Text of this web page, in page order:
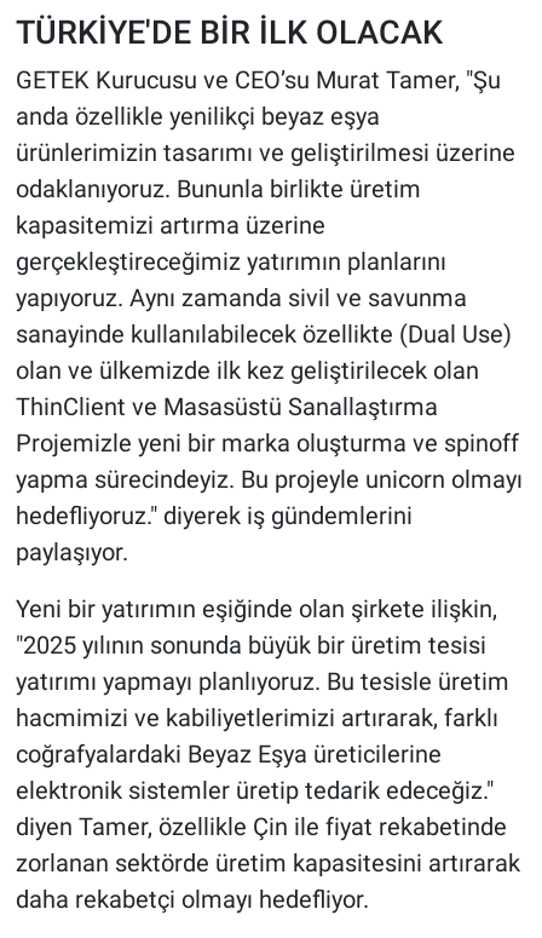
TÜRKİYE'DE BİR İLK OLACAK
GETEK Kurucusu ve CEO’su Murat Tamer, "Şu
anda özellikle yenilikçi beyaz eşya
ürünlerimizin tasarımı ve geliştirilmesi üzerine
odaklanıyoruz. Bununla birlikte üretim
kapasitemizi artırma üzerine
gerçekleştireceğimiz yatırımın planlarını
yapıyoruz. Aynı zamanda sivil ve savunma
sanayinde kullanılabilecek özellikte (Dual Use)
olan ve ülkemizde ilk kez geliştirilecek olan
ThinClient ve Masasüstü Sanallaştırma
Projemizle yeni bir marka oluşturma ve spinoff
yapma sürecindeyiz. Bu projeyle unicorn olmayı
hedefliyoruz." diyerek iş gündemlerini
paylaşıyor.
Yeni bir yatırımın eşiğinde olan şirkete ilişkin,
"2025 yılının sonunda büyük bir üretim tesisi
yatırımı yapmayı planlıyoruz. Bu tesisle üretim
hacmimizi ve kabiliyetlerimizi artırarak, farklı
coğrafyalardaki Beyaz Eşya üreticilerine
elektronik sistemler üretip tedarik edeceğiz."
diyen Tamer, özellikle Çin ile fiyat rekabetinde
zorlanan sektörde üretim kapasitesini artırarak
daha rekabetçi olmayı hedefliyor.